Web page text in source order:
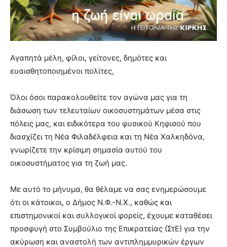
Αγαπητά μέλη, φίλοι, γείτονες, δημότες και
ευαισθητοποιημένοι πολίτες,
Όλοι όσοι παρακολουθείτε τον αγώνα μας για τη
διάσωση των τελευταίων οικοσυστημάτων μέσα στις
πόλεις μας, και ειδικότερα του φυσικού Κηφισού που
διασχίζει τη Νέα Φιλαδέλφεια και τη Νέα Χαλκηδόνα,
γνωρίζετε την κρίσιμη σημασία αυτού του
οικοσυστήματος για τη ζωή μας.
Με αυτό το μήνυμα, θα θέλαμε να σας ενημερώσουμε
ότι οι κάτοικοι, ο Δήμος Ν.Φ.-Ν.Χ., καθώς και
επιστημονικοί και συλλογικοί φορείς, έχουμε καταθέσει
προσφυγή στο Συμβούλιο της Επικρατείας (ΣτΕ) για την
ακύρωση και αναστολή των αντιπλημμυρικών έργων